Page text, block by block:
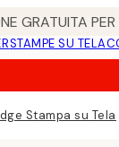
GRATUITA
STAMPE SU TELA
Stampa su Tela